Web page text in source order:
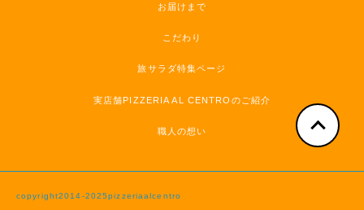
お届けまで
こだわり
旅サラダ特集ページ
実店舗PIZZERIA AL CENTROのご紹介
職人の想い
copyright2014-2025pizzeriaalcentro